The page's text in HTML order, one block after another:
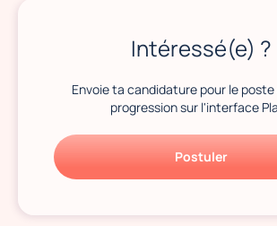
Intéressé(e) ?
Envoie ta candidature pour le poste
progression sur l'interface
Postuler